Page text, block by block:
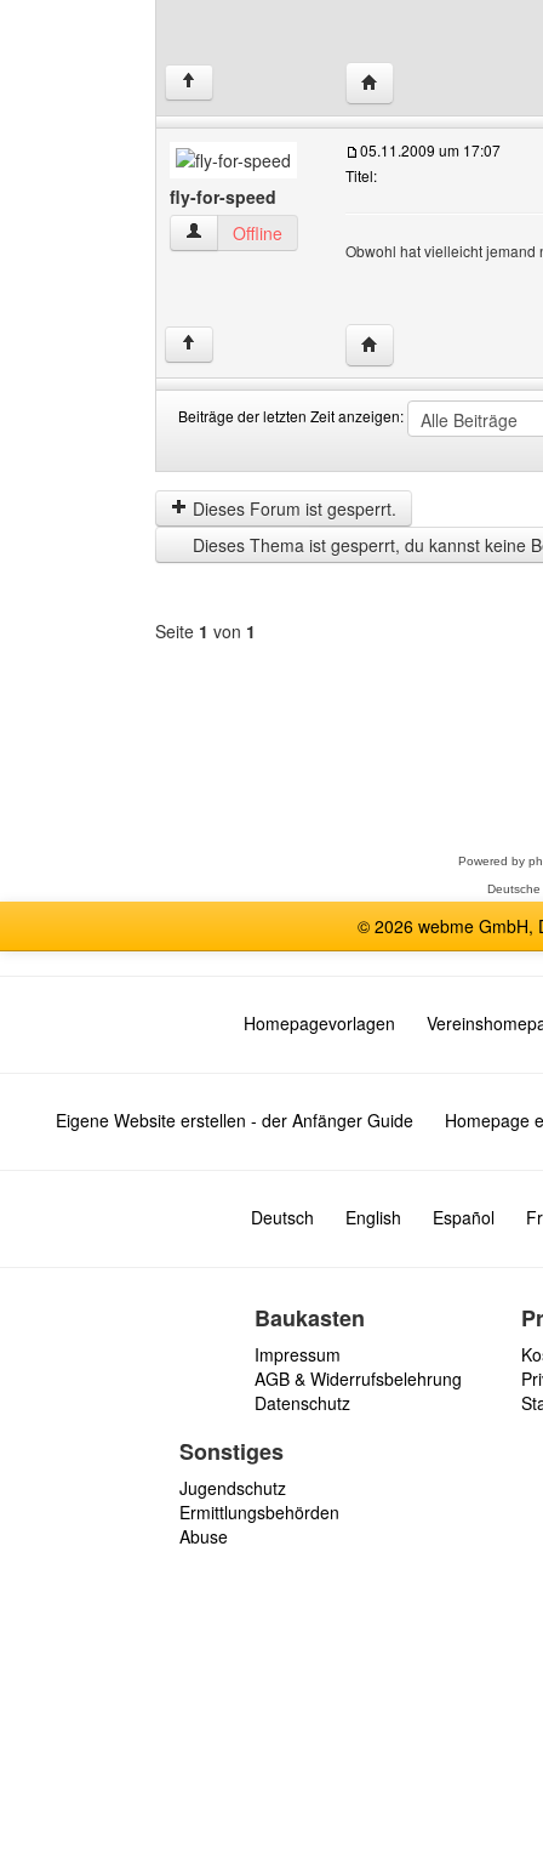
↑ Website dieses
fly-for-speed
fly-for-speed Benutzer-Profile anzeigen
Offline
05.11.2009 um 17:07
Titel:
Obwohl hat vielleicht jemand
↑ Website dieses
Beiträge der letzten Zeit anzeigen:
der
letzten
Zeit
anzeigen
by
Dieses Forum ist gesperrt.
Dieses Thema ist gesperrt, du kannst keine
Seite 1 von 1
Powered by
© 2026 webme GmbH,
Homepagevorlagen
Eigene Website erstellen - der Anfänger Guide Homepage
Deutsch English Español
Baukasten
Impressum
AGB & Widerrufsbelehrung
Datenschutz
Sonstiges
Jugendschutz
Ermittlungsbehörden
Abuse